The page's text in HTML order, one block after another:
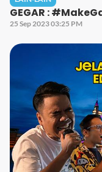
GEGAR :
25 Sep 2023 03:25 PM